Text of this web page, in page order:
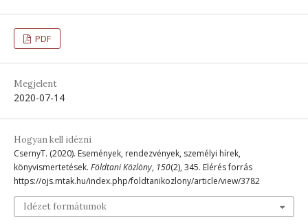
PDF
Megjelent
2020-07-14
Hogyan kell idézni
CsernyT. (2020). Események, rendezvények, személyi hírek,
könyvismertetések. Földtani Közlöny, 150(2), 345. Elérés forrás
https://ojs.mtak.hu/index.php/foldtanikozlony/article/view/3782
Idézet formátumok